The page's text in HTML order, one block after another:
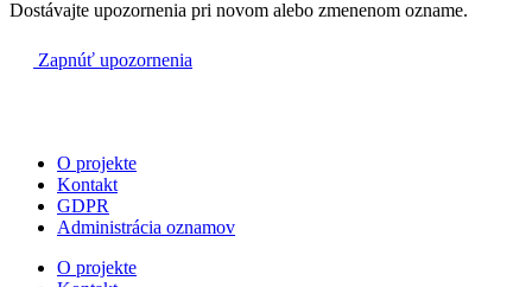
Dostávajte upozornenia pri novom alebo zmenenom ozname.
Zapnúť upozornenia
O projekte
Kontakt
GDPR
Administrácia oznamov
O projekte